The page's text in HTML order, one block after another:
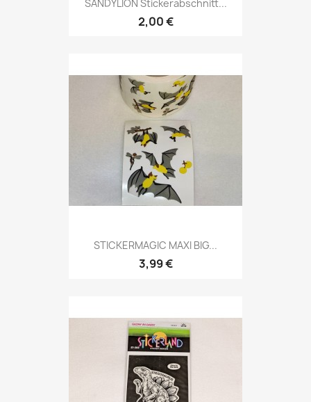
SANDYLION Stickerabschnitt...
2,00 €
STICKERMAGIC MAXI BIG...
3,99 €